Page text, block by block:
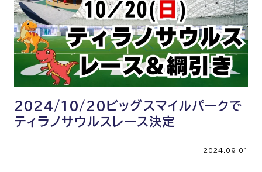
2024/10/20ビッグスマイルパークで
ティラノサウルスレース決定
2024.09.01